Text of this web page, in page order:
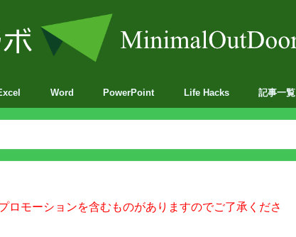
Word PowerPoint Life Hacks 記事一覧
モーションを含むものがありますのでご了承くださ